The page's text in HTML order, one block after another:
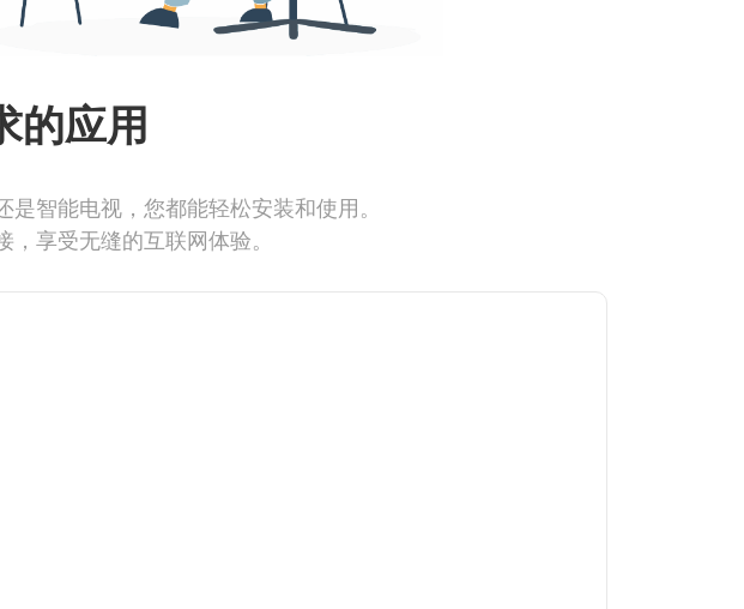
的应用
智能电视，您都能轻松安装和使用。
享受无缝的互联网体验。